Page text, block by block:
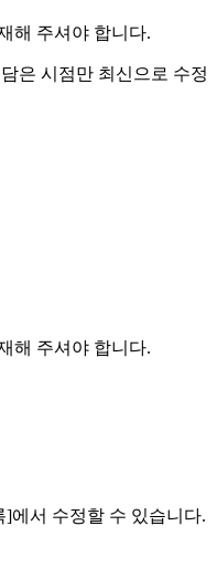
해 주셔야 합니다.
은 시점만 최신으로 수정
해 주셔야 합니다.
에서 수정할 수 있습니다.